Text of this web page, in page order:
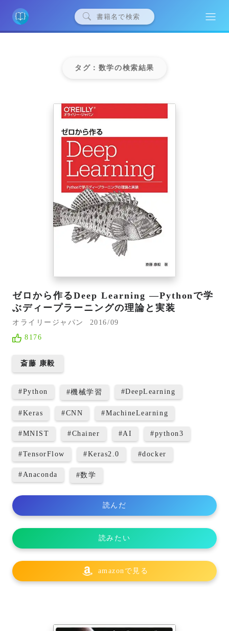
タグ：数学の検索結果
ゼロから作るDeep Learning ―Pythonで学
ぶディープラーニングの理論と実装
オライリージャパン
2016/09
8176
斎藤 康毅
#Python #機械学習 #DeepLearning
#Keras #CNN #MachineLearning
#MNIST #Chainer #AI #python3
#TensorFlow #Keras2.0 #docker
# Anaconda #数学
読んだ
読みたい
amazonで見る